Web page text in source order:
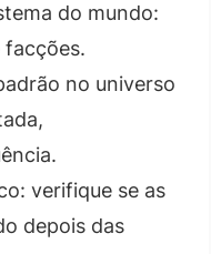
do mundo:
facções.
no universo
verifique se as
depois das